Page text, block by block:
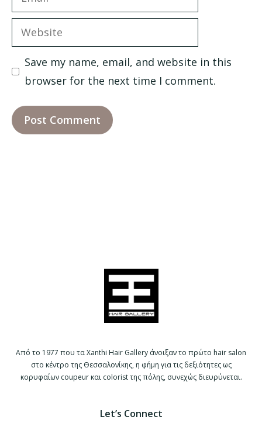
Website
Save my name, email, and website in this
browser for the next time I comment.
Από το 1977 που τα Xanthi Hair Gallery άνοιξαν το πρώτο hair salon
στο κέντρο της Θεσσαλονίκης, η φήμη για τις δεξιότητες ως
κορυφαίων coupeur και colorist της πόλης, συνεχώς διευρύνεται.
Let’s Connect